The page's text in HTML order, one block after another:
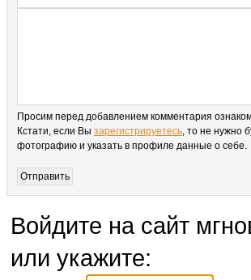
Просим перед добавлением комментария
Кстати, если Вы зарегистрируетесь, то не нужно
фотографию и указать в профиле данные о себе.
Войдите на сайт
или укажите: